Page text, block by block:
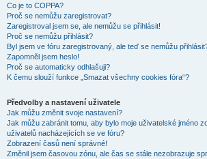
Co je to COPPA?
Proč se nemůžu zaregistrovat?
Zaregistroval jsem se, ale nemůžu se přihlásit!
Proč se nemůžu přihlásit?
Byl jsem ve fóru zaregistrovaný, ale teď se nemůžu
Zapomněl jsem heslo!
Proč se automaticky odhlašuji?
K čemu slouží funkce „Smazat všechny cookies fóra“?
Předvolby a nastavení uživatele
Jak můžu změnit svoje nastavení?
Jak můžu zabránit tomu, aby bylo moje uživatelské jméno
uživatelů nacházejících se ve fóru?
Zobrazení časů není správné!
Změnil jsem časovou zónu, ale čas se stále nezobrazuje